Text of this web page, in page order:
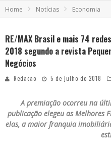
Home Notícias Economia
RE/MAX Brasil e mais 74
2018 segundo a revista
Negócios
Redacao 5 de julho de 2018
A premiação ocorreu na
publicação elegeu as Melhores
elas, a maior franquia